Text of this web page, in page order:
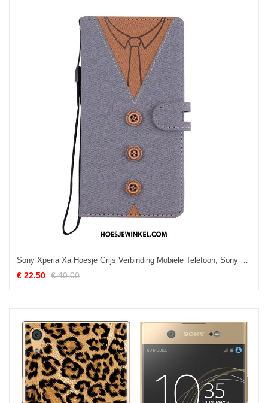
Sony Xperia Xa Hoesje Grijs Verbinding Mobiele Telefoon, Sony Xperia Xa Hoesje Ondersteuning Portemonnee
€ 22.50 € 40.00